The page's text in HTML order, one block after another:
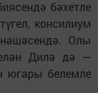
бәхетле
консилиум
Олы
Дилә дә —
югары белемле